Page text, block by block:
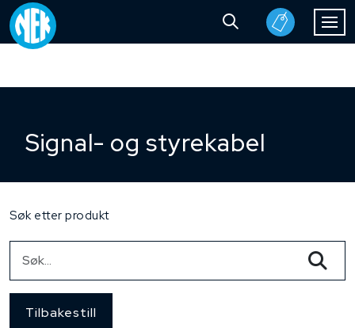
Signal- og styrekabel
Søk etter produkt
Tilbakestill